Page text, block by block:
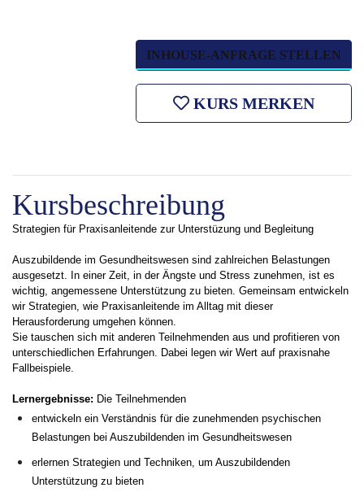
INHOUSE-ANFRAGE STELLEN
KURS MERKEN
Kursbeschreibung
Strategien für Praxisanleitende zur Unterstüzung und Begleitung
Auszubildende im Gesundheitswesen sind zahlreichen Belastungen
ausgesetzt. In einer Zeit, in der Ängste und Stress zunehmen, ist es
wichtig, angemessene Unterstützung zu bieten. Gemeinsam entwickeln
wir Strategien, wie Praxisanleitende im Alltag mit dieser
Herausforderung umgehen können.
Sie tauschen sich mit anderen Teilnehmenden aus und profitieren von
unterschiedlichen Erfahrungen. Dabei legen wir Wert auf praxisnahe
Fallbeispiele.
Lernergebnisse: Die Teilnehmenden
entwickeln ein Verständnis für die zunehmenden psychischen
Belastungen bei Auszubildenden im Gesundheitswesen
erlernen Strategien und Techniken, um Auszubildenden
Unterstützung zu bieten